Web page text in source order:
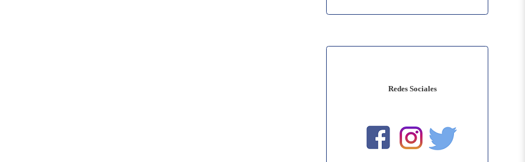
Redes Sociales